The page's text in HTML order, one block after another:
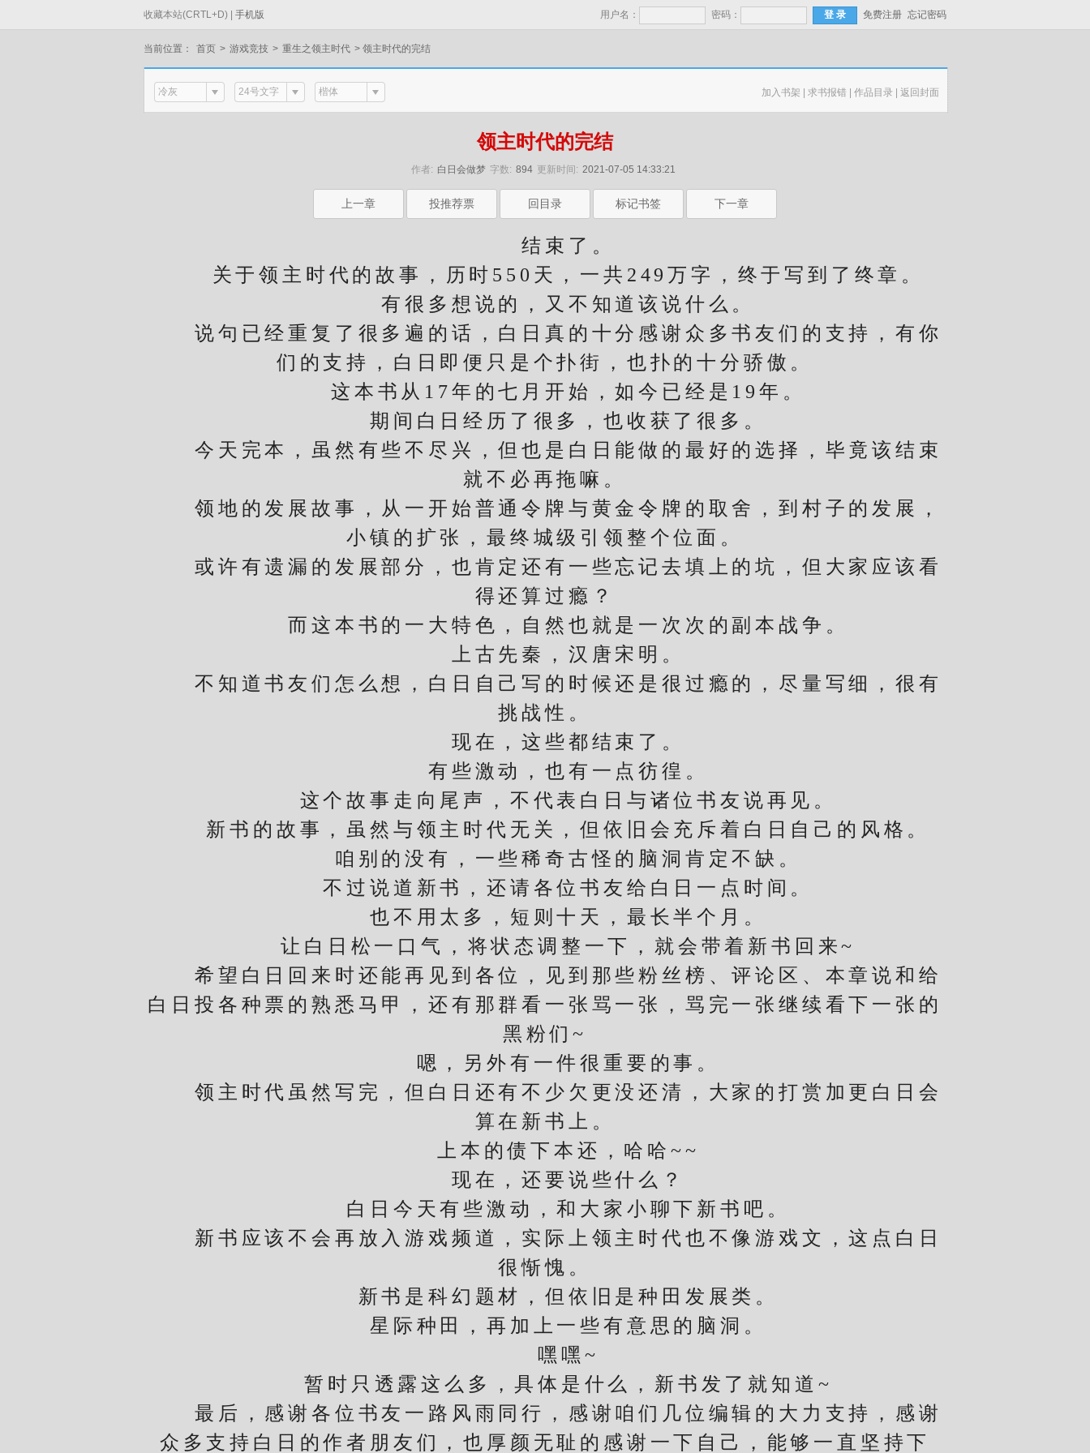
收藏本站(CRTL+D) | 手机版 用户名： 密码： 免费注册 忘记密码
当前位置： 首页 > 游戏竞技 > 重生之领主时代 > 领主时代的完结
冷灰 24号文字 楷体 加入书架 | 求书报错 | 作品目录 | 返回封面
领主时代的完结
作者: 白日会做梦 字数: 894 更新时间: 2021-07-05 14:33:21
上一章 投推荐票 回目录 标记书签 下一章
结束了。
关于领主时代的故事，历时550天，一共249万字，终于写到了终章。
有很多想说的，又不知道该说什么。
说句已经重复了很多遍的话，白日真的十分感谢众多书友们的支持，有你
们的支持，白日即便只是个扑街，也扑的十分骄傲。
这本书从17年的七月开始，如今已经是19年。
期间白日经历了很多，也收获了很多。
今天完本，虽然有些不尽兴，但也是白日能做的最好的选择，毕竟该结束
就不必再拖嘛。
领地的发展故事，从一开始普通令牌与黄金令牌的取舍，到村子的发展，
小镇的扩张，最终城级引领整个位面。
或许有遗漏的发展部分，也肯定还有一些忘记去填上的坑，但大家应该看
得还算过瘾？
而这本书的一大特色，自然也就是一次次的副本战争。
上古先秦，汉唐宋明。
不知道书友们怎么想，白日自己写的时候还是很过瘾的，尽量写细，很有
挑战性。
现在，这些都结束了。
有些激动，也有一点彷徨。
这个故事走向尾声，不代表白日与诸位书友说再见。
新书的故事，虽然与领主时代无关，但依旧会充斥着白日自己的风格。
咱别的没有，一些稀奇古怪的脑洞肯定不缺。
不过说道新书，还请各位书友给白日一点时间。
也不用太多，短则十天，最长半个月。
让白日松一口气，将状态调整一下，就会带着新书回来~
希望白日回来时还能再见到各位，见到那些粉丝榜、评论区、本章说和给
白日投各种票的熟悉马甲，还有那群看一张骂一张，骂完一张继续看下一张的
黑粉们~
嗯，另外有一件很重要的事。
领主时代虽然写完，但白日还有不少欠更没还清，大家的打赏加更白日会
算在新书上。
上本的债下本还，哈哈~~
现在，还要说些什么？
白日今天有些激动，和大家小聊下新书吧。
新书应该不会再放入游戏频道，实际上领主时代也不像游戏文，这点白日
很惭愧。
新书是科幻题材，但依旧是种田发展类。
星际种田，再加上一些有意思的脑洞。
嘿嘿~
暂时只透露这么多，具体是什么，新书发了就知道~
最后，感谢各位书友一路风雨同行，感谢咱们几位编辑的大力支持，感谢
众多支持白日的作者朋友们，也厚颜无耻的感谢一下自己，能够一直坚持下